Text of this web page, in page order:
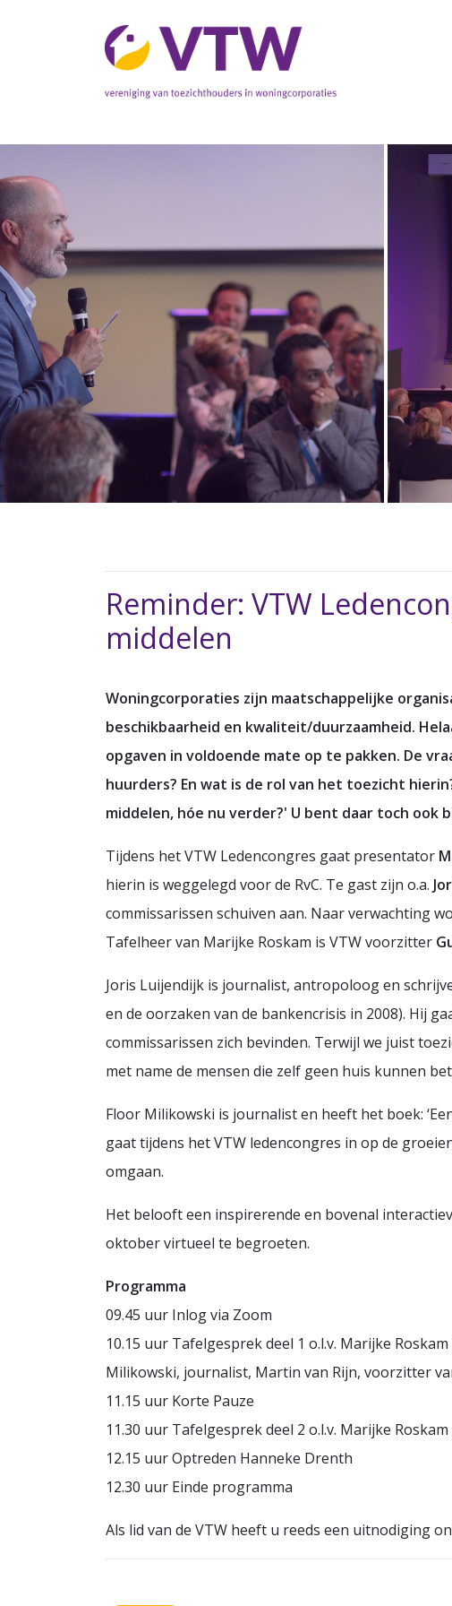
Reminder: VTW
middelen
Woningcorporaties zijn maatschappelijke
beschikbaarheid en kwaliteit/duurzaamheid.
opgaven in voldoende mate op te pakken. De
huurders? En wat is de rol van het toezicht
middelen, hóe nu verder?' U bent daar toch ook
Tijdens het VTW Ledencongres gaat presentator
hierin is weggelegd voor de RvC. Te gast zijn o.a.
commissarissen schuiven aan. Naar verwachting
Tafelheer van Marijke Roskam is VTW voorzitter
Joris Luijendijk is journalist, antropoloog en
en de oorzaken van de bankencrisis in 2008). Hij
commissarissen zich bevinden. Terwijl we juist
met name de mensen die zelf geen huis kunnen
Floor Milikowski is journalist en heeft het boek:
gaat tijdens het VTW ledencongres in op de
omgaan.
Het belooft een inspirerende en bovenal
oktober virtueel te begroeten.
Programma
09.45 uur Inlog via Zoom
10.15 uur Tafelgesprek deel 1 o.l.v. Marijke
Milikowski, journalist, Martin van Rijn, voorzitter
11.15 uur Korte Pauze
11.30 uur Tafelgesprek deel 2 o.l.v. Marijke
12.15 uur Optreden Hanneke Drenth
12.30 uur Einde programma
Als lid van de VTW heeft u reeds een uitnodiging